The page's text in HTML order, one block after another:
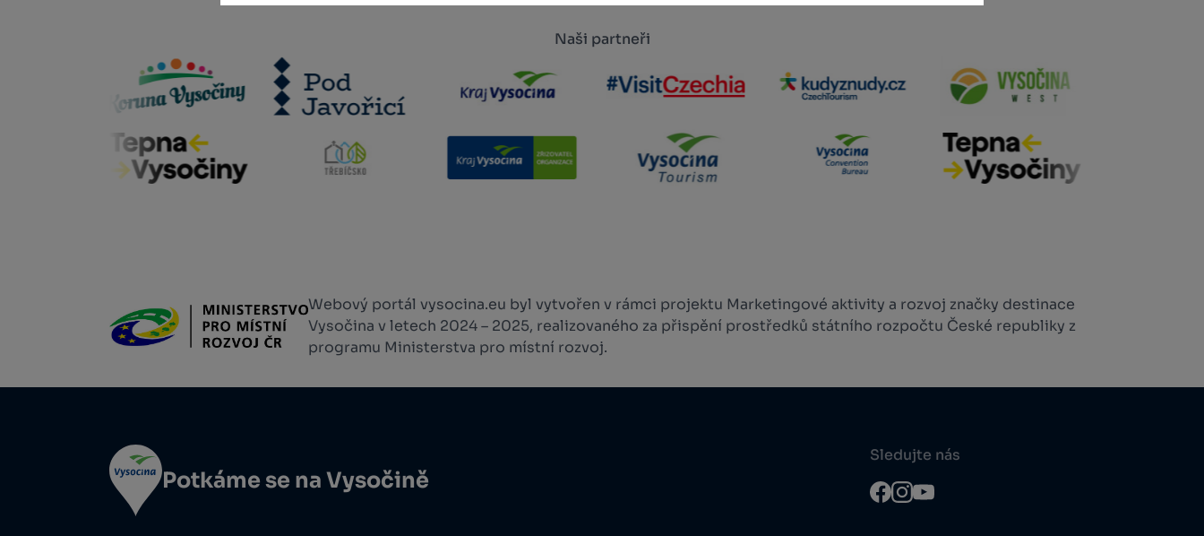
Naši partneři
Webový portál vysocina.eu byl vytvořen v rámci projektu Marketingové aktivity a rozvoj značky destinace
Vysočina v letech 2024 – 2025, realizovaného za přispění prostředků státního rozpočtu České republiky z
programu Ministerstva pro místní rozvoj.
Potkáme se na Vysočině
Sledujte nás